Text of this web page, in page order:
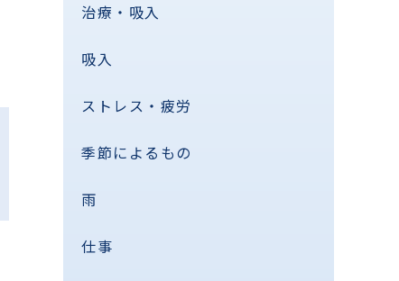
治療・吸入
吸入
ストレス・疲労
季節によるもの
雨
仕事